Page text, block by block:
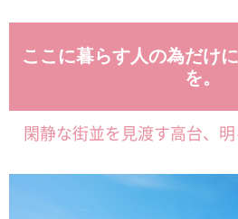
ここに暮らす人の為だけ
を。
閑静な街並を見渡す高台、